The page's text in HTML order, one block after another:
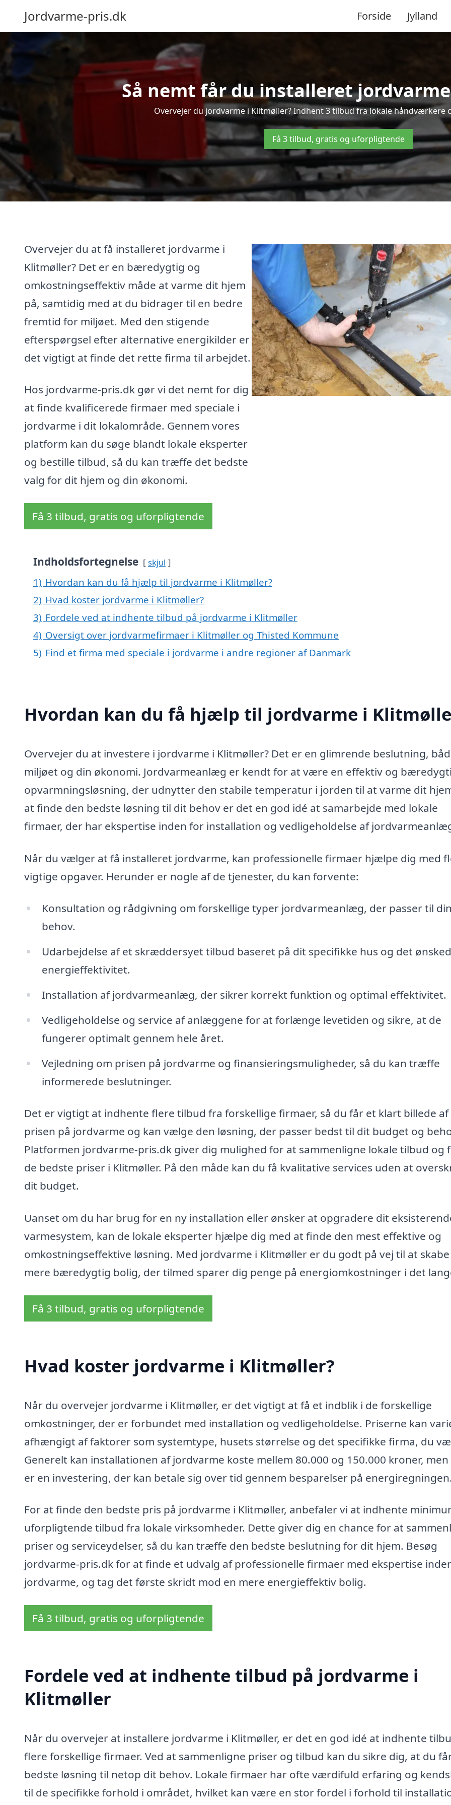
Jordvarme-pris.dk Forside Jylland
Så nemt får du installeret
Overvejer du jordvarme i Klitmøller? Indhent 3 tilbud fra lokale håndværkere
Få 3 tilbud, gratis og uforpligtende
Overvejer du at få installeret jordvarme i
Klitmøller? Det er en bæredygtig og
omkostningseffektiv måde at varme dit hjem
på, samtidig med at du bidrager til en bedre
fremtid for miljøet. Med den stigende
efterspørgsel efter alternative energikilder er
det vigtigt at finde det rette firma til arbejdet.
Hos jordvarme-pris.dk gør vi det nemt for dig
at finde kvalificerede firmaer med speciale i
jordvarme i dit lokalområde. Gennem vores
platform kan du søge blandt lokale eksperter
og bestille tilbud, så du kan træffe det bedste
valg for dit hjem og din økonomi.
Få 3 tilbud, gratis og uforpligtende
Indholdsfortegnelse skjul
1) Hvordan kan du få hjælp til jordvarme i Klitmøller?
2) Hvad koster jordvarme i Klitmøller?
3) Fordele ved at indhente tilbud på jordvarme i Klitmøller
4) Oversigt over jordvarmefirmaer i Klitmøller og Thisted Kommune
5) Find et firma med speciale i jordvarme i andre regioner af Danmark
Hvordan kan du få hjælp til jordvarme i
Overvejer du at investere i jordvarme i Klitmøller? Det er en glimrende beslutning,
miljøet og din økonomi. Jordvarmeanlæg er kendt for at være en effektiv og
opvarmningsløsning, der udnytter den stabile temperatur i jorden til at varme dit
at finde den bedste løsning til dit behov er det en god idé at samarbejde med lokale
firmaer, der har ekspertise inden for installation og vedligeholdelse af
Når du vælger at få installeret jordvarme, kan professionelle firmaer hjælpe dig med
vigtige opgaver. Herunder er nogle af de tjenester, du kan forvente:
Konsultation og rådgivning om forskellige typer jordvarmeanlæg, der passer til
behov.
Udarbejdelse af et skræddersyet tilbud baseret på dit specifikke hus og det
energieffektivitet.
Installation af jordvarmeanlæg, der sikrer korrekt funktion og optimal effektivitet.
Vedligeholdelse og service af anlæggene for at forlænge levetiden og sikre, at de
fungerer optimalt gennem hele året.
Vejledning om prisen på jordvarme og finansieringsmuligheder, så du kan træffe
informerede beslutninger.
Det er vigtigt at indhente flere tilbud fra forskellige firmaer, så du får et klart billede af
prisen på jordvarme og kan vælge den løsning, der passer bedst til dit budget og
Platformen jordvarme-pris.dk giver dig mulighed for at sammenligne lokale tilbud og
de bedste priser i Klitmøller. På den måde kan du få kvalitative services uden at
dit budget.
Uanset om du har brug for en ny installation eller ønsker at opgradere dit
varmesystem, kan de lokale eksperter hjælpe dig med at finde den mest effektive og
omkostningseffektive løsning. Med jordvarme i Klitmøller er du godt på vej til at
mere bæredygtig bolig, der tilmed sparer dig penge på energiomkostninger i det
Få 3 tilbud, gratis og uforpligtende
Hvad koster jordvarme i Klitmøller?
Når du overvejer jordvarme i Klitmøller, er det vigtigt at få et indblik i de forskellige
omkostninger, der er forbundet med installation og vedligeholdelse. Priserne kan
afhængigt af faktorer som systemtype, husets størrelse og det specifikke firma, du
Generelt kan installationen af jordvarme koste mellem 80.000 og 150.000 kroner,
er en investering, der kan betale sig over tid gennem besparelser på energiregningen.
For at finde den bedste pris på jordvarme i Klitmøller, anbefaler vi at indhente
uforpligtende tilbud fra lokale virksomheder. Dette giver dig en chance for at
priser og serviceydelser, så du kan træffe den bedste beslutning for dit hjem. Besøg
jordvarme-pris.dk for at finde et udvalg af professionelle firmaer med ekspertise
jordvarme, og tag det første skridt mod en mere energieffektiv bolig.
Få 3 tilbud, gratis og uforpligtende
Fordele ved at indhente tilbud på jordvarme i
Klitmøller
Når du overvejer at installere jordvarme i Klitmøller, er det en god idé at indhente
flere forskellige firmaer. Ved at sammenligne priser og tilbud kan du sikre dig, at du
bedste løsning til netop dit behov. Lokale firmaer har ofte værdifuld erfaring og
til de specifikke forhold i området, hvilket kan være en stor fordel i forhold til